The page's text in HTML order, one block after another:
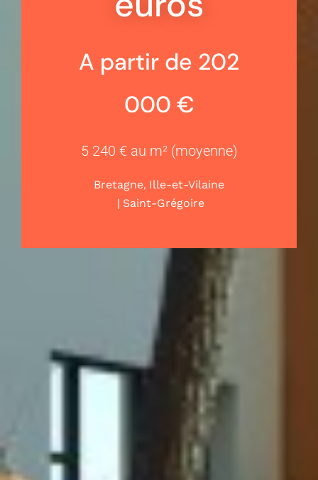
A partir de 202
000 €
5 240 € au m² (moyenne)
Bretagne, Ille-et-Vilaine
| Saint-Grégoire